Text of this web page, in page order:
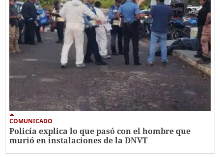
COMUNICADO
Policía explica lo que pasó con el hombre que
murió en instalaciones de la DNVT